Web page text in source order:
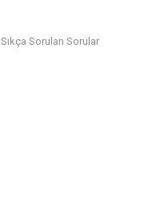
Sıkça Sorulan Sorular